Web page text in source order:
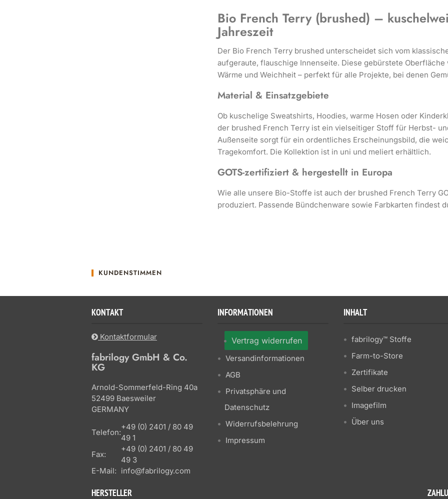
Bio French Terry (brushed) –
Jahreszeit
Der Bio French Terry brushed unterscheidet sich vom
aufgeraute, flauschige Innenseite. Diese gebürstete
Wärme und Weichheit – perfekt für alle Projekte, bei denen
Material & Einsatzgebiete
Ob kuschelige Sweatshirts, Hoodies, warme Hosen oder
der brushed French Terry ist ein vielseitiger Stoff für Herbst-
Außenseite sorgt für ein ordentliches Erscheinungsbild, die
Tragekomfort. Die Kollektion ist in uni und meliert erhältlich.
GOTS-zertifiziert & hergestellt in Europa
Wie alle unsere Bio-Stoffe ist auch der brushed French Terry
produziert. Passende Bündchenware sowie Farbkarten findest
KUNDENSTIMMEN
KONTAKT
Kontaktformular
fabrilogy GmbH & Co.
KG
Arnold-Sommerfeld-Ring 40a
52499 Baesweiler
GERMANY
Telefon:
+49 (0) 2401 / 80 49
49 1
Fax:
+49 (0) 2401 / 80 49
49 3
E-Mail: info@fabrilogy.com
INFORMATIONEN
Vertrag widerrufen
Versandinformationen
AGB
Privatsphäre und
Datenschutz
Widerrufsbelehrung
Impressum
INHALT
fabrilogy™ Stoffe
Farm-to-Store
Zertifikate
Selber drucken
Imagefilm
Über uns
HERSTELLER